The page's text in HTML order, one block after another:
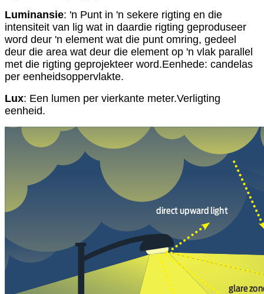
Luminansie: 'n Punt in 'n sekere rigting en die
intensiteit van lig wat in daardie rigting geproduseer
word deur 'n element wat die punt omring, gedeel
deur die area wat deur die element op 'n vlak parallel
met die rigting geprojekteer word.Eenhede: candelas
per eenheidsoppervlakte.
Lux: Een lumen per vierkante meter.Verligting
eenheid.